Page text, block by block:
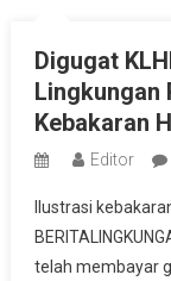
Digugat
Lingkungan
Kebakaran
Editor
Ilustrasi
telah membayar